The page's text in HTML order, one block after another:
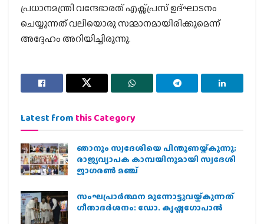
പ്രധാനമന്ത്രി വന്ദേഭാരത് എക്സ്പ്രസ് ഉദ്ഘാടനം
ചെയ്യുന്നത് വലിയൊരു സമ്മാനമായിരിക്കുമെന്ന്
അദ്ദേഹം അറിയിച്ചിരുന്നു.
Latest from this Category
ഞാനും സ്വദേശിയെ പിന്തുണയ്ക്കുന്നു;
രാജ്യവ്യാപക കാമ്പയിനുമായി സ്വദേശി
ജാഗരണ്‍ മഞ്ച്
സംഘപ്രാര്‍ത്ഥന മുന്നോട്ടുവയ്ക്കുന്നത്
ഗീതാദര്‍ശനം: ഡോ. കൃഷ്ണഗോപാല്‍